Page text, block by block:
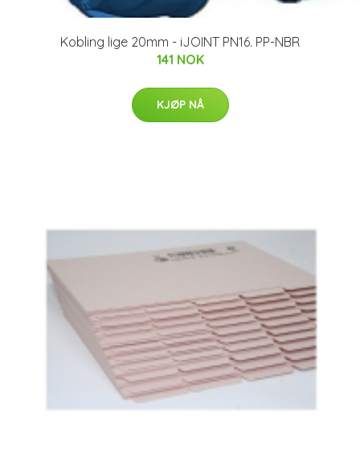
Kobling lige 20mm - iJOINT PN16. PP-NBR
141 NOK
KJØP NÅ